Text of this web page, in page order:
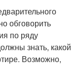
обговорить
по ряду
знать, какой
Возможно,